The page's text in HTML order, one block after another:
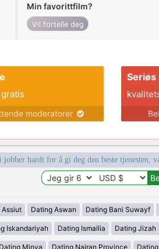
Min favorittfilm?
Vil fortelle deg
gratis
moderatorer
Seriøs
jobber hardt for å gi deg den beste tjenesten,
Assiut Dating Aswan Dating Bani Suwayf
Iskandariyah Dating Ismailia Dating Jizah
Dating Minya Dating Najran Province